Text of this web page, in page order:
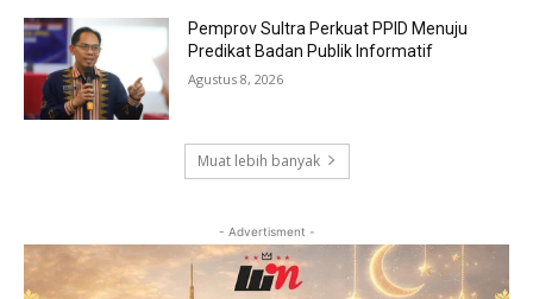
Pemprov Sultra Perkuat PPID Menuju
Predikat Badan Publik Informatif
Agustus 8, 2026
Muat lebih banyak
- Advertisment -